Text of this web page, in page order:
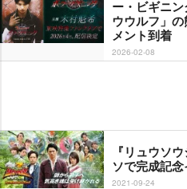
ー・ビギニ
ウウルフ」
メント到着
2026-02-08
『リュウソ
ソで完成記念
2021-09-24